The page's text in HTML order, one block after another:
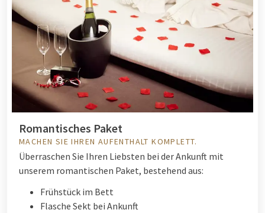
Romantisches Paket
MACHEN SIE IHREN AUFENTHALT KOMPLETT.
Überraschen Sie Ihren Liebsten bei der Ankunft mit
unserem romantischen Paket, bestehend aus:
Frühstück im Bett
Flasche Sekt bei Ankunft